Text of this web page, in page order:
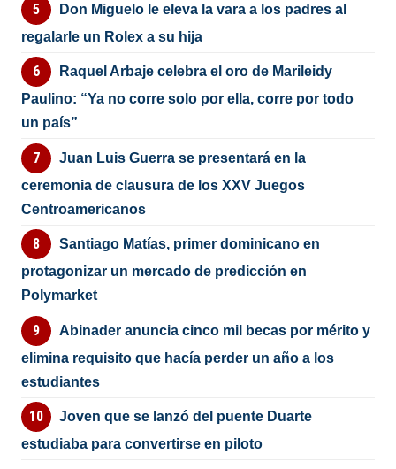
Don Miguelo le eleva la vara a los padres al
regalarle un Rolex a su hija
Raquel Arbaje celebra el oro de Marileidy
Paulino: “Ya no corre solo por ella, corre por todo
un país”
Juan Luis Guerra se presentará en la
ceremonia de clausura de los XXV Juegos
Centroamericanos
Santiago Matías, primer dominicano en
protagonizar un mercado de predicción en
Polymarket
Abinader anuncia cinco mil becas por mérito y
elimina requisito que hacía perder un año a los
estudiantes
Joven que se lanzó del puente Duarte
estudiaba para convertirse en piloto